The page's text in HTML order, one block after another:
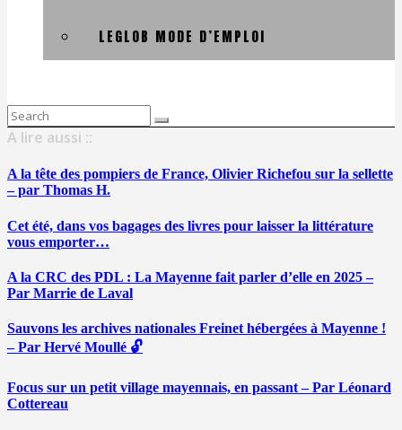
LEGLOB MODE D’EMPLOI
Search
for:
A lire aussi ::
A la tête des pompiers de France, Olivier Richefou sur la sellette
– par Thomas H.
Cet été, dans vos bagages des livres pour laisser la littérature
vous emporter…
A la CRC des PDL : La Mayenne fait parler d’elle en 2025 –
Par Marrie de Laval
Sauvons les archives nationales Freinet hébergées à Mayenne !
– Par Hervé Moullé 🔓
Focus sur un petit village mayennais, en passant – Par Léonard
Cottereau